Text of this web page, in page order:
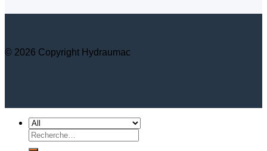
© 2026 Copyright Hydraumac
Recherche
pour :